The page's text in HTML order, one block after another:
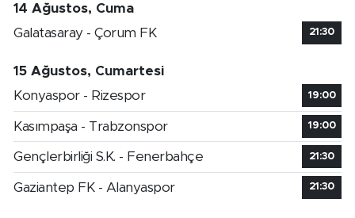
14 Ağustos, Cuma
Galatasaray - Çorum FK
21:30
15 Ağustos, Cumartesi
Konyaspor - Rizespor
19:00
Kasımpaşa - Trabzonspor 19:00
Gençlerbirliği S.K. - Fenerbahçe 21:30
Gaziantep FK - Alanyaspor 21:30